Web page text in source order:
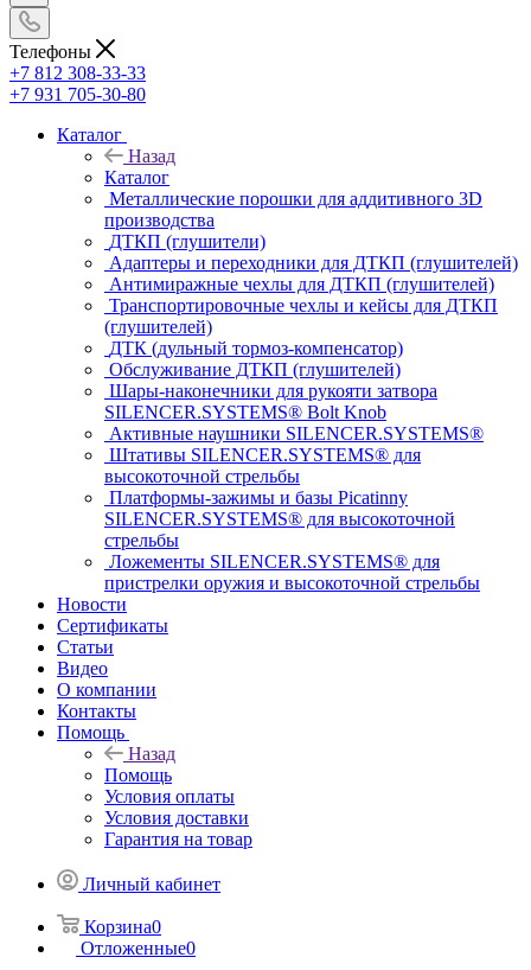
Телефоны
+7 812 308-33-33
+7 931 705-30-80
Каталог
Назад
Каталог
Металлические порошки для аддитивного 3D
производства
ДТКП (глушители)
Адаптеры и переходники для ДТКП (глушителей)
Антимиражные чехлы для ДТКП (глушителей)
Транспортировочные чехлы и кейсы для ДТКП
(глушителей)
ДТК (дульный тормоз-компенсатор)
Обслуживание ДТКП (глушителей)
Шары-наконечники для рукояти затвора
SILENCER.SYSTEMS® Bolt Knob
Активные наушники SILENCER.SYSTEMS®
Штативы SILENCER.SYSTEMS® для
высокоточной стрельбы
Платформы-зажимы и базы Picatinny
SILENCER.SYSTEMS® для высокоточной
стрельбы
Ложементы SILENCER.SYSTEMS® для
пристрелки оружия и высокоточной стрельбы
Новости
Сертификаты
Статьи
Видео
О компании
Контакты
Помощь
Назад
Помощь
Условия оплаты
Условия доставки
Гарантия на товар
Личный кабинет
Корзина0
Отложенные0